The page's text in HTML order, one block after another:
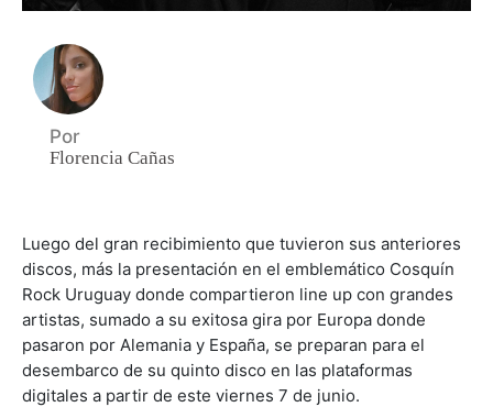
Por
Florencia Cañas
Luego del gran recibimiento que tuvieron sus anteriores
discos, más la presentación en el emblemático Cosquín
Rock Uruguay donde compartieron line up con grandes
artistas, sumado a su exitosa gira por Europa donde
pasaron por Alemania y España, se preparan para el
desembarco de su quinto disco en las plataformas
digitales a partir de este viernes 7 de junio.